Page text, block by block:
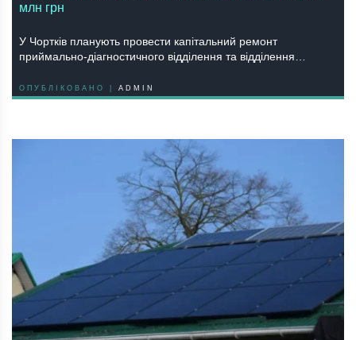
млн грн
У Чортків планують провести капітальний ремонт
приймально-діагностичного відділення та відділення…
ОПУБЛІКОВАНО | ADMIN